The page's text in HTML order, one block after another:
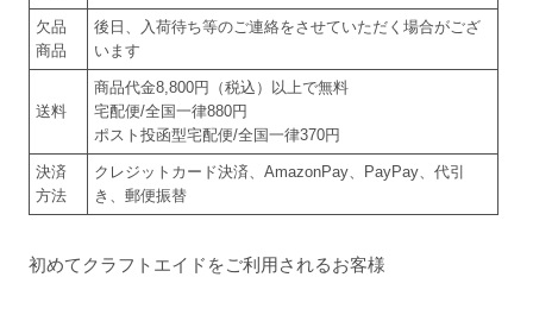
欠品
商品
後日、入荷待ち等のご連絡をさせていただく場合がござ
います
送料
商品代金8,800円（税込）以上で無料
宅配便/全国一律880円
ポスト投函型宅配便/全国一律370円
決済
方法
クレジットカード決済、AmazonPay、PayPay、代引
き、郵便振替
初めてクラフトエイドをご利用されるお客様